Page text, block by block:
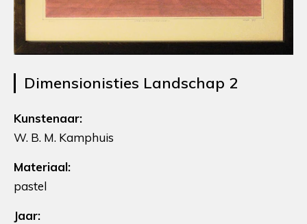
Dimensionisties Landschap 2
Kunstenaar:
W. B. M. Kamphuis
Materiaal:
pastel
Jaar: